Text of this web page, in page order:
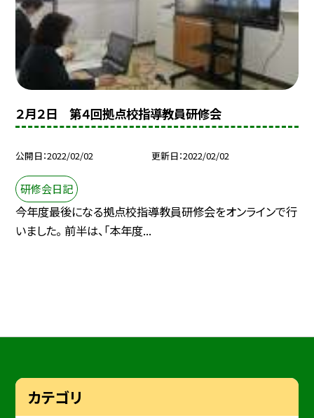
２月２日 第４回拠点校指導教員研修会
公開日 2022/02/02 更新日 2022/02/02
研修会日記
今年度最後になる拠点校指導教員研修会をオンラインで行
いました。 前半は、「本年度...
カテゴリ